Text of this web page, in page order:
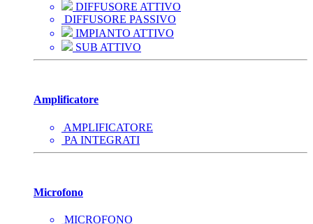
DIFFUSORE ATTIVO
DIFFUSORE PASSIVO
IMPIANTO ATTIVO
SUB ATTIVO
Amplificatore
AMPLIFICATORE
PA INTEGRATI
Microfono
MICROFONO